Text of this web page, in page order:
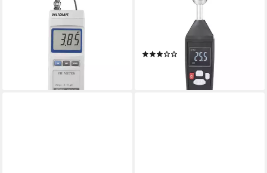
Wasserzähler Digitales pH-
Meter PH-100 ATC
lieferbar - in 2-3 Werktagen bei dir
Feuchtemessgerät VC-
lieferbar - in 2-3 Werktagen bei dir